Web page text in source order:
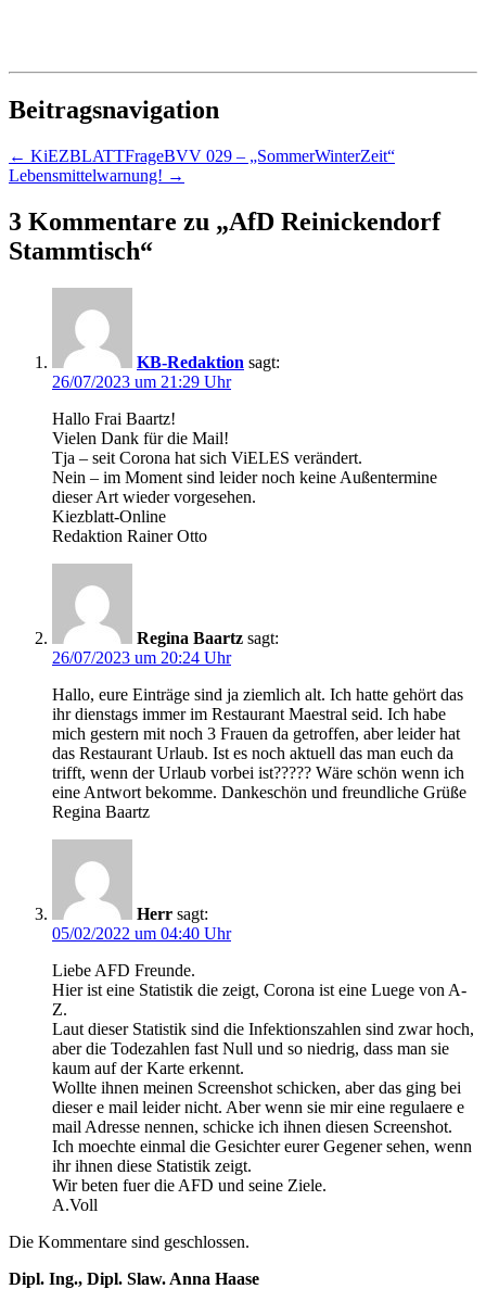
Beitragsnavigation
← KiEZBLATTFrageBVV 029 – „SommerWinterZeit“
Lebensmittelwarnung! →
3 Kommentare zu „AfD Reinickendorf
Stammtisch“
KB-Redaktion sagt:
26/07/2023 um 21:29 Uhr
Hallo Frai Baartz!
Vielen Dank für die Mail!
Tja – seit Corona hat sich ViELES verändert.
Nein – im Moment sind leider noch keine Außentermine
dieser Art wieder vorgesehen.
Kiezblatt-Online
Redaktion Rainer Otto
Regina Baartz sagt:
26/07/2023 um 20:24 Uhr
Hallo, eure Einträge sind ja ziemlich alt. Ich hatte gehört das
ihr dienstags immer im Restaurant Maestral seid. Ich habe
mich gestern mit noch 3 Frauen da getroffen, aber leider hat
das Restaurant Urlaub. Ist es noch aktuell das man euch da
trifft, wenn der Urlaub vorbei ist????? Wäre schön wenn ich
eine Antwort bekomme. Dankeschön und freundliche Grüße
Regina Baartz
Herr sagt:
05/02/2022 um 04:40 Uhr
Liebe AFD Freunde.
Hier ist eine Statistik die zeigt, Corona ist eine Luege von A-
Z.
Laut dieser Statistik sind die Infektionszahlen sind zwar hoch,
aber die Todezahlen fast Null und so niedrig, dass man sie
kaum auf der Karte erkennt.
Wollte ihnen meinen Screenshot schicken, aber das ging bei
dieser e mail leider nicht. Aber wenn sie mir eine regulaere e
mail Adresse nennen, schicke ich ihnen diesen Screenshot.
Ich moechte einmal die Gesichter eurer Gegener sehen, wenn
ihr ihnen diese Statistik zeigt.
Wir beten fuer die AFD und seine Ziele.
A.Voll
Die Kommentare sind geschlossen.
Dipl. Ing., Dipl. Slaw. Anna Haase